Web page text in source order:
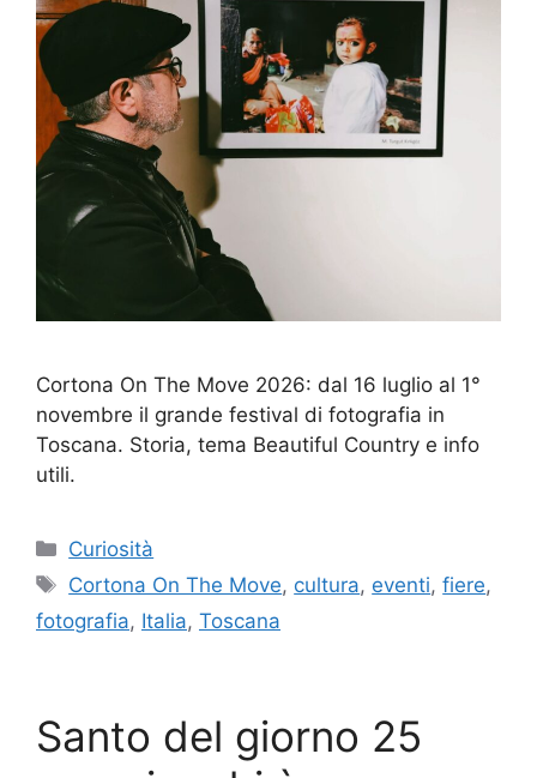
Cortona On The Move 2026: dal 16 luglio al 1°
novembre il grande festival di fotografia in
Toscana. Storia, tema Beautiful Country e info
utili.
Categorie
Curiosità
Tag
Cortona On The Move, cultura, eventi,fiere,
fotografia, Italia, Toscana
Santo del giorno 25